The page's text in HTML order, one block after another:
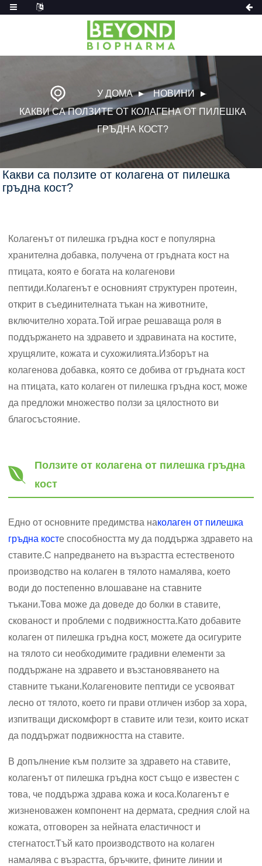
У ДОМА
НОВИНИ
КАКВИ СА ПОЛЗИТЕ ОТ КОЛАГЕНА ОТ ПИЛЕШКА
ГРЪДНА КОСТ?
Какви са ползите от колагена от пилешка
гръдна кост?
Колагенът от пилешка гръдна кост е популярна
хранителна добавка, получена от гръдната кост на
птицата, която е богата на колагенови
пептиди.Колагенът е основният структурен протеин,
открит в съединителната тъкан на животните,
включително хората.Той играе решаваща роля в
поддържането на здравето и здравината на костите,
хрущялите, кожата и сухожилията.Изборът на
колагенова добавка, която се добива от гръдната кост
на птицата, като колаген от пилешка гръдна кост, може
да предложи множество ползи за цялостното ви
благосъстояние.
Ползите от колагена от пилешка гръдна
кост
Едно от основните предимства наколаген от пилешка
гръдна косте способността му да поддържа здравето на
ставите.С напредването на възрастта естественото
производство на колаген в тялото намалява, което
води до постепенно влошаване на ставните
тъкани.Това може да доведе до болки в ставите,
скованост и проблеми с подвижността.Като добавите
колаген от пилешка гръдна кост, можете да осигурите
на тялото си необходимите градивни елементи за
поддържане на здравето и възстановяването на
ставните тъкани.Колагеновите пептиди се усвояват
лесно от тялото, което ги прави отличен избор за хора,
изпитващи дискомфорт в ставите или тези, които искат
да поддържат подвижността на ставите.
В допълнение към ползите за здравето на ставите,
колагенът от пилешка гръдна кост също е известен с
това, че поддържа здрава кожа и коса.Колагенът е
жизненоважен компонент на дермата, средния слой на
кожата, отговорен за нейната еластичност и
стегнатост.Тъй като производството на колаген
намалява с възрастта, бръчките, фините линии и